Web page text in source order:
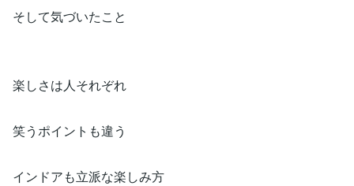
そして気づいたこと
楽しさは人それぞれ
笑うポイントも違う
インドアも立派な楽しみ方